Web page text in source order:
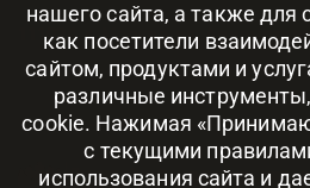
111024, г. Москва, ул.
нашего сайта, а также для
как посетители
сайтом, продуктами и
различные
cookie. Нажимая
с текущими
использования сайта и